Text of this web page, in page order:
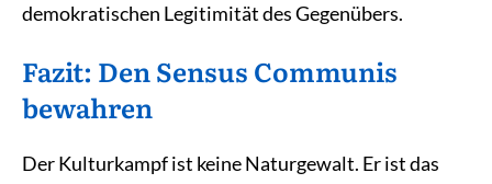
demokratischen Legitimität des Gegenübers.
Fazit: Den Sensus Communis
bewahren
Der Kulturkampf ist keine Naturgewalt. Er ist das